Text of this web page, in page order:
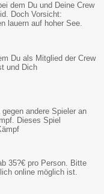
dem Du und Deine Crew
Doch Vorsicht:
lauern auf hoher See.
Du als Mitglied der Crew
und Dich
andere Spieler an
Dieses Spiel
35?€ pro Person. Bitte
online möglich ist.